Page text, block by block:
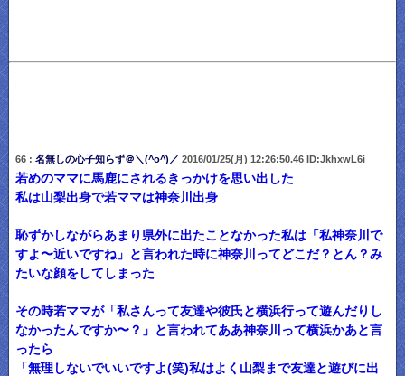
66 : 名無しの心子知らず＠＼(^o^)／ 2016/01/25(月) 12:26:50.46 ID:JkhxwL6i
若めのママに馬鹿にされるきっかけを思い出した
私は山梨出身で若ママは神奈川出身
恥ずかしながらあまり県外に出たことなかった私は「私神奈川で
すよ〜近いですね」と言われた時に神奈川ってどこだ？とん？み
たいな顔をしてしまった
その時若ママが「私さんって友達や彼氏と横浜行って遊んだりし
なかったんですか〜？」と言われてああ神奈川って横浜かあと言
ったら
「無理しないでいいですよ(笑)私はよく山梨まで友達と遊びに出